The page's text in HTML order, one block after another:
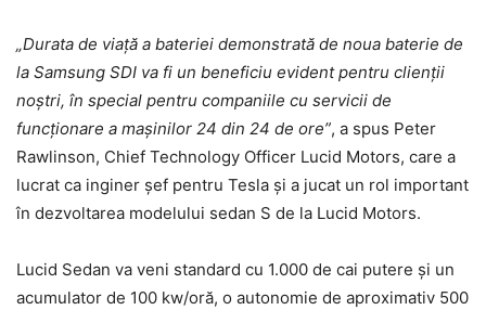
„Durata de viață a bateriei demonstrată de noua baterie de
la Samsung SDI va fi un beneficiu evident pentru clienții
noștri, în special pentru companiile cu servicii de
funcționare a mașinilor 24 din 24 de ore”, a spus Peter
Rawlinson, Chief Technology Officer Lucid Motors, care a
lucrat ca inginer șef pentru Tesla și a jucat un rol important
în dezvoltarea modelului sedan S de la Lucid Motors.
Lucid Sedan va veni standard cu 1.000 de cai putere și un
acumulator de 100 kw/oră, o autonomie de aproximativ 500